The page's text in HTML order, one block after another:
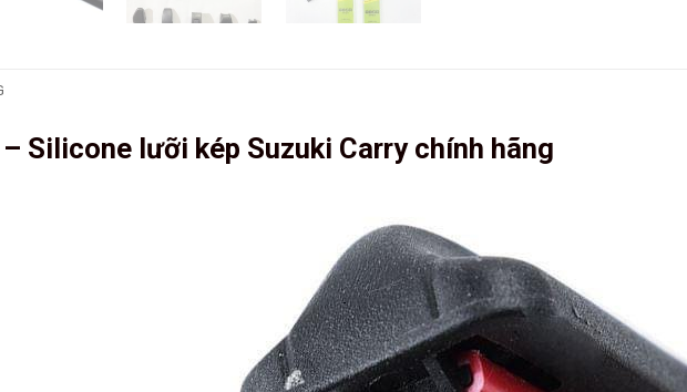
Silicone lưỡi kép Suzuki Carry chính hãng